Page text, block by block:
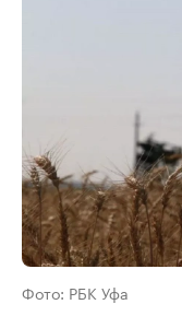
Фото: РБК Уфа